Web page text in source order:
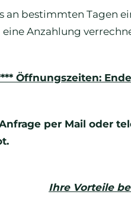
an bestimmten Tagen
Anzahlung
Öffnungszeiten:
per Mail oder
Ihre Vorteile